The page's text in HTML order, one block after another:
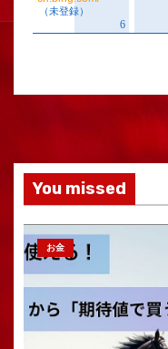
You missed
お金